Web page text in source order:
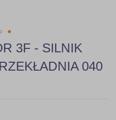
3F - SILNIK
040